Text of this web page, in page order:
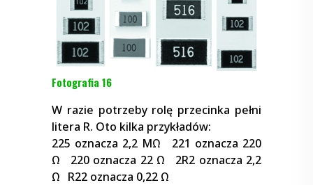
Fotografia 16
W razie potrzeby rolę przecinka pełni
litera R. Oto kilka przykładów:
225 oznacza 2,2 MΩ 221 oznacza 220
Ω 220 oznacza 22 Ω 2R2 oznacza 2,2
Ω R22 oznacza 0,22 Ω